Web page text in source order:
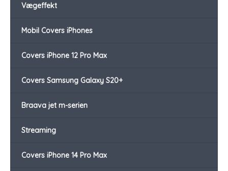
Vægeffekt
Mobil Covers iPhones
Covers iPhone 12 Pro Max
Covers Samsung Galaxy S20+
Braava jet m-serien
Streaming
Covers iPhone 14 Pro Max